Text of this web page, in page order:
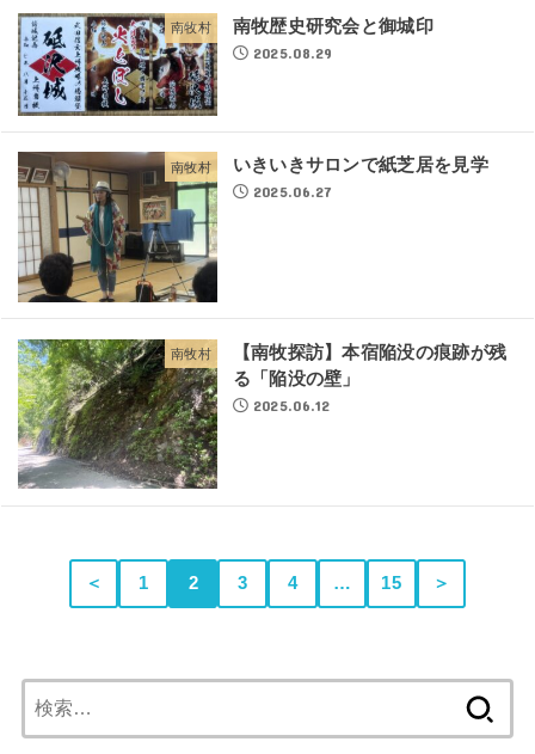
南牧村 南牧歴史研究会と御城印
2025.08.29
南牧村 いきいきサロンで紙芝居を見学
2025.06.27
南牧村
【南牧探訪】本宿陥没の痕跡が残
る「陥没の壁」
2025.06.12
＜ 1 2 3 4 … 15 ＞
索: